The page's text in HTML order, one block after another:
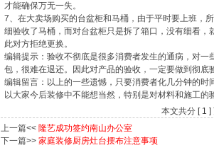
才能确保万无一失。
7、在大卖场购买的台盆柜和马桶，由于平时要上班，
细验收了马桶，而对台盆柜只是拆了箱口，没有细看
此对方拒绝更换。
编辑提示：验收不彻底是很多消费者发生的通病，对
包，很难在退还。因此对产品的验收，一定要做到彻底
编辑留言：以上的一些遗憾，只要消费者化几分钟的
以大家今后装修中不能想当然，特别是对材料和施工
本文共分 [ 1 ]
上一篇<< 隆艺成功签约南山办公室
下一篇>> 家庭装修厨房灶台摆布注意事项